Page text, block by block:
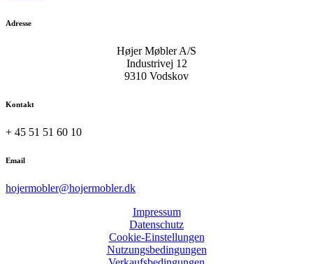
Adresse
Højer Møbler A/S
Industrivej 12
9310 Vodskov
Kontakt
+ 45 51 51 60 10
Email
hojermobler@hojermobler.dk
Impressum
Datenschutz
Cookie-Einstellungen
Nutzungsbedingungen